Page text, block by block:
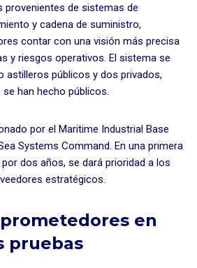
provenientes de sistemas de
y cadena de suministro,
contar con una visión más precisa
y riesgos operativos. El sistema se
astilleros públicos y dos privados,
han hecho públicos.
por el Maritime Industrial Base
Systems Command. En una primera
dos años, se dará prioridad a los
estratégicos.
en
pruebas